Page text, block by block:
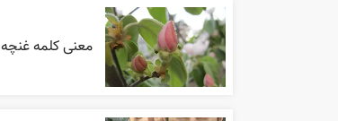
معنی کلمه غنچه